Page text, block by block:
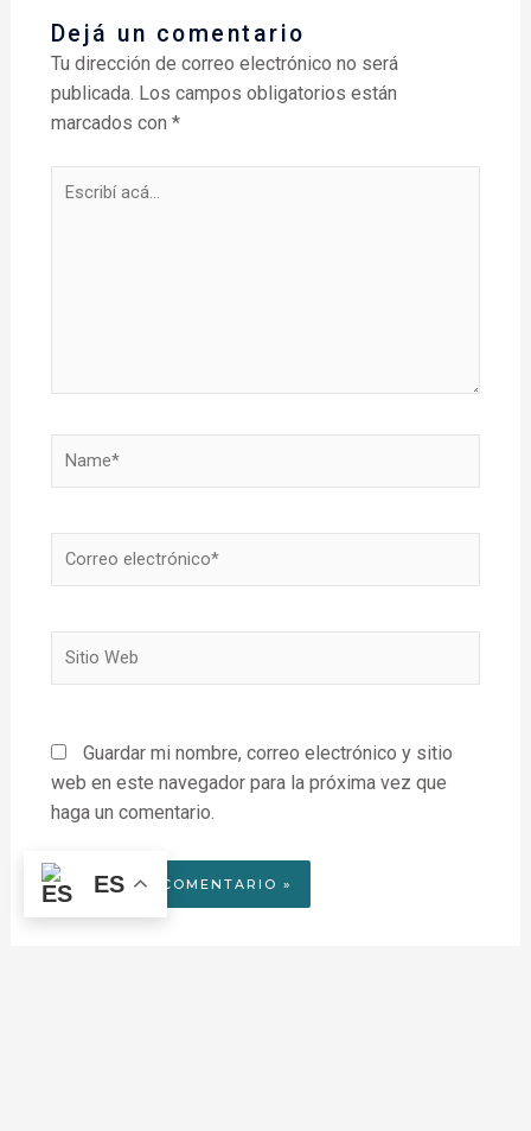
Dejá un comentario
Tu dirección de correo electrónico no será
publicada. Los campos obligatorios están
marcados con *
Escribí
Name*
Correo
Sitio
Guardar mi nombre, correo electrónico y sitio
web en este navegador para la próxima vez que
haga un comentario.
ES